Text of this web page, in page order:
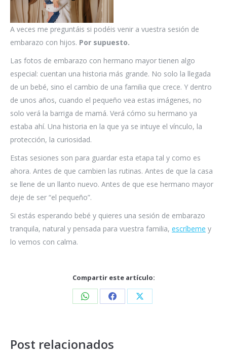
A veces me preguntáis si podéis venir a vuestra sesión de
embarazo con hijos. Por supuesto.
Las fotos de embarazo con hermano mayor tienen algo
especial: cuentan una historia más grande. No solo la llegada
de un bebé, sino el cambio de una familia que crece. Y dentro
de unos años, cuando el pequeño vea estas imágenes, no
solo verá la barriga de mamá. Verá cómo su hermano ya
estaba ahí. Una historia en la que ya se intuye el vínculo, la
protección, la curiosidad.
Estas sesiones son para guardar esta etapa tal y como es
ahora. Antes de que cambien las rutinas. Antes de que la casa
se llene de un llanto nuevo. Antes de que ese hermano mayor
deje de ser “el pequeño”.
Si estás esperando bebé y quieres una sesión de embarazo
tranquila, natural y pensada para vuestra familia, escríbeme y
lo vemos con calma.
Compartir este artículo:
Post relacionados